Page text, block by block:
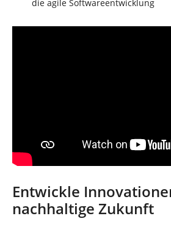
die agile Softwareentwicklung
Entwickle
nachhaltige Zukunft